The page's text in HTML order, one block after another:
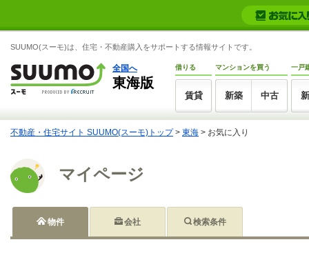
SUUMO(スーモ)は、住宅・不動産購入をサポートする情報サイトです。
全国へ
東海版
借りる
賃貸
マンションを買う
新築 中古
一戸
不動産・住宅サイト SUUMO(スーモ)トップ> 東海 > お気に入り
マイページ
物件 会社 検索条件